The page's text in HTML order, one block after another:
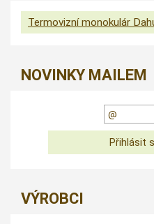
Termovizní monokulár
NOVINKY MAILEM
VÝROBCI